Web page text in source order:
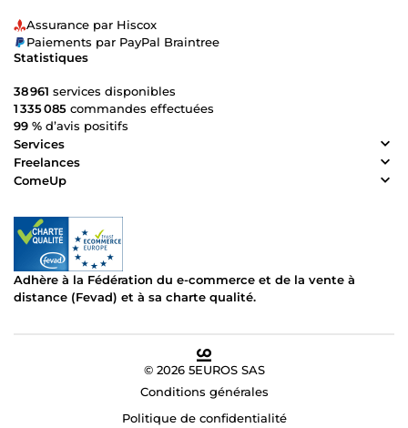
Assurance par Hiscox
Paiements par PayPal Braintree
Statistiques
38 961 services disponibles
1 335 085 commandes effectuées
99 % d’avis positifs
Services
Freelances
ComeUp
Adhère à la Fédération du e-commerce et de la vente à
distance (Fevad) et à sa charte qualité.
© 2026 5EUROS SAS
Conditions générales
Politique de confidentialité